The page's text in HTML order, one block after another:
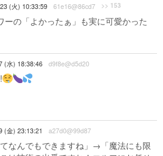
(火) 10:33:59 61e16@86cd7 >> 153
ーの「よかったぁ」も実に可愛かった
(水) 18:38:46 d9f8e@d5d20
(金) 23:13:21 a27d0@99d87
なんでもできますね」→「魔法にも限